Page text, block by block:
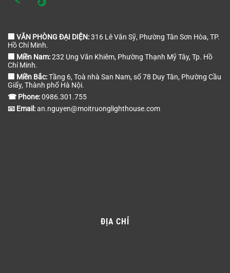
🏢 VĂN PHÒNG ĐẠI DIỆN:316 Lê Văn Sỹ, Phường Tân Sơn Hòa, TP.
Hồ Chí Minh.
🏢 Miền Nam:232 Ung Văn Khiêm, Phường Thạnh Mỹ Tây, Tp. Hồ
Chí Minh.
🏢 Miền Bắc:Tầng 6, Toà nhà San Nam, số 78 Duy Tân, Phường Cầu
Giấy, Thành phố Hà Nội.
☎ Phone:0986.301.755
📧 Email:an.nguyen@moitruonglighthouse.com
ĐỊA CHỈ